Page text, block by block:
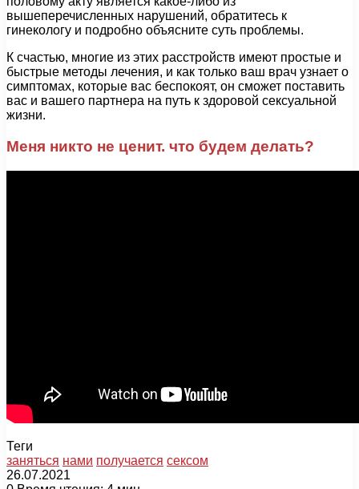
вышеперечисленных нарушений, обратитесь к
гинекологу и подробно объясните суть проблемы.
К счастью, многие из этих расстройств имеют простые и
быстрые методы лечения, и как только ваш врач узнает о
симптомах, которые вас беспокоят, он сможет поставить
вас и вашего партнера на путь к здоровой сексуальной
жизни.
Меня никто не ценит. что будем делать?
Теги
заняться нами получается сексом
26.07.2021